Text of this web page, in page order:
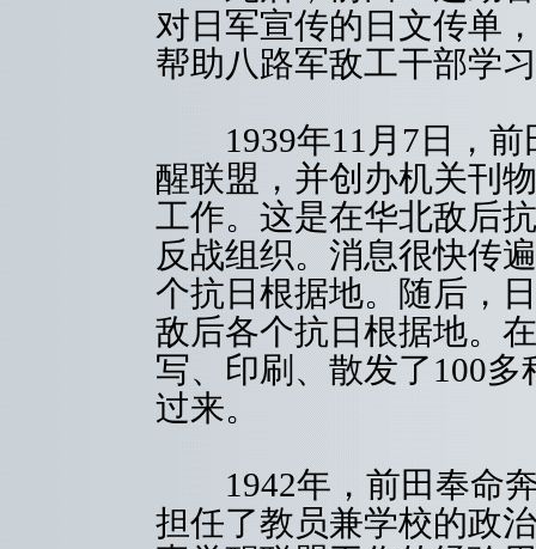
对日军宣传的日文传单
帮助八路军敌工干部学
1939年11月7日，前
醒联盟，并创办机关刊
工作。这是在华北敌后
反战组织。消息很快传
个抗日根据地。随后，
敌后各个抗日根据地。
写、印刷、散发了100
过来。
1942年，前田奉命奔
担任了教员兼学校的政